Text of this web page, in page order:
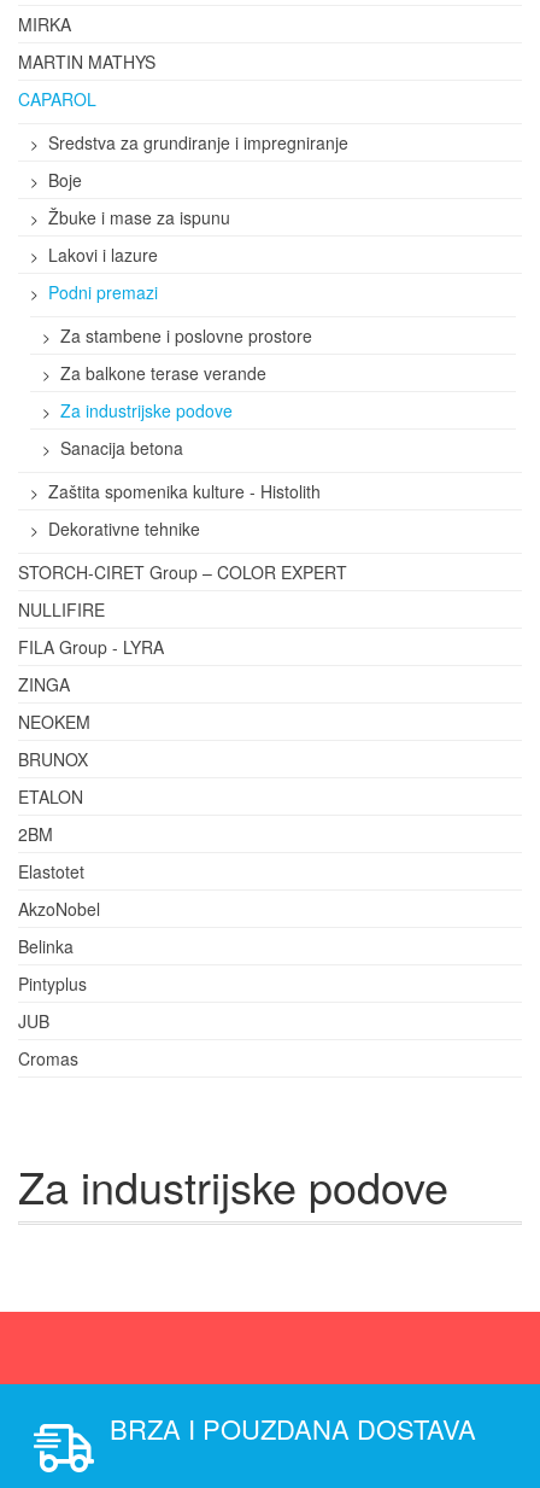
MIRKA
MARTIN MATHYS
CAPAROL
Sredstva za grundiranje i impregniranje
Boje
Žbuke i mase za ispunu
Lakovi i lazure
Podni premazi
Za stambene i poslovne prostore
Za balkone terase verande
Za industrijske podove
Sanacija betona
Zaštita spomenika kulture - Histolith
Dekorativne tehnike
STORCH-CIRET Group – COLOR EXPERT
NULLIFIRE
FILA Group - LYRA
ZINGA
NEOKEM
BRUNOX
ETALON
2BM
Elastotet
AkzoNobel
Belinka
Pintyplus
JUB
Cromas
Za industrijske podove
BRZA I POUZDANA DOSTAVA